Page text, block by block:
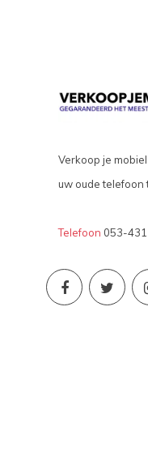
Verkoop je
uw oude telefoon
Telefoon 053-